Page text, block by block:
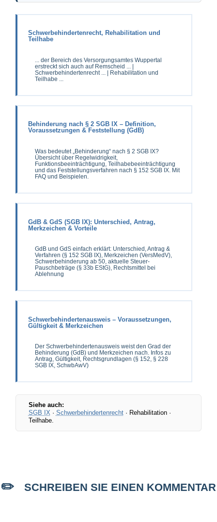
Schwerbehindertenrecht, Rehabilitation und
Teilhabe
... der Bereich des Versorgungsamtes Wuppertal
erstreckt sich auch auf Remscheid ... |
Schwerbehindertenrecht ... | Rehabilitation und
Teilhabe ...
Behinderung nach § 2 SGB IX – Definition,
Voraussetzungen & Feststellung (GdB)
Was bedeutet „Behinderung“ nach § 2 SGB IX?
Übersicht über Regelwidrigkeit,
Funktionsbeeinträchtigung, Teilhabebeeinträchtigung
und das Feststellungsverfahren nach § 152 SGB IX. Mit
FAQ und Beispielen.
GdB & GdS (SGB IX): Unterschied, Antrag,
Merkzeichen & Vorteile
GdB und GdS einfach erklärt: Unterschied, Antrag &
Verfahren (§ 152 SGB IX), Merkzeichen (VersMedV),
Schwerbehinderung ab 50, aktuelle Steuer-
Pauschbeträge (§ 33b EStG), Rechtsmittel bei
Ablehnung
Schwerbehindertenausweis – Voraussetzungen,
Gültigkeit & Merkzeichen
Der Schwerbehindertenausweis weist den Grad der
Behinderung (GdB) und Merkzeichen nach. Infos zu
Antrag, Gültigkeit, Rechtsgrundlagen (§ 152, § 228
SGB IX, SchwbAwV)
Siehe auch:
SGB IX · Schwerbehindertenrecht· Rehabilitation ·
Teilhabe.
SCHREIBEN SIE EINEN KOMMENTAR